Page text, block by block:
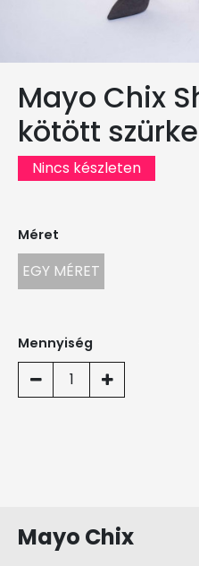
Mayo Chix
kötött szürke
Nincs készleten
Méret
EGY MÉRET
Mennyiség
1
Mayo Chix